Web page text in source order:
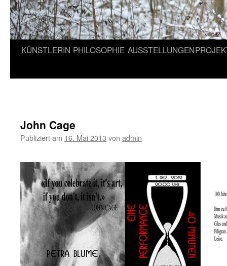
Zum
KÜNSTLERIN PHILOSOPHIE AUSSTELLUNGEN
John Cage
Publiziert am 16. Mai 2013 von admin